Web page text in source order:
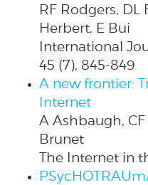
RF Rodgers, DL
Herbert, E Bui
International
45 (7), 845-849
A new frontier:
Internet
A Ashbaugh,
Brunet
The Internet in